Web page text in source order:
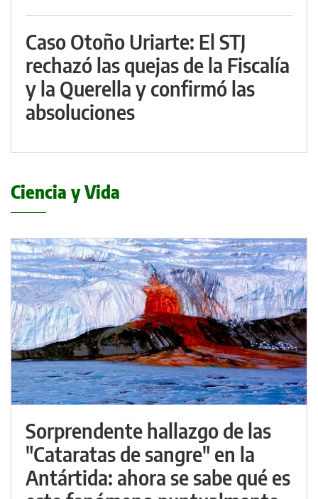
Caso Otoño Uriarte: El STJ
rechazó las quejas de la Fiscalía
y la Querella y confirmó las
absoluciones
Ciencia y Vida
Sorprendente hallazgo de las
"Cataratas de sangre" en la
Antártida: ahora se sabe qué es